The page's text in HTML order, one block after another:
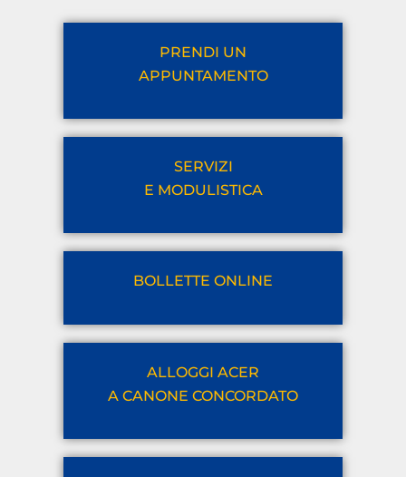
PRENDI UN
APPUNTAMENTO
SERVIZI
E MODULISTICA
BOLLETTE ONLINE
ALLOGGI ACER
A CANONE CONCORDATO